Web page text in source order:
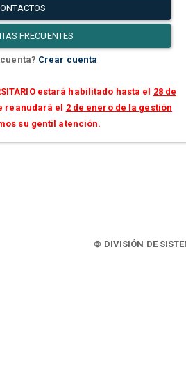
FRECUENTES
Crear cuenta
estará habilitado hasta el 28 de
reanudará el 2 de enero de la gestión
su gentil atención.
© DIVISIÓN DE